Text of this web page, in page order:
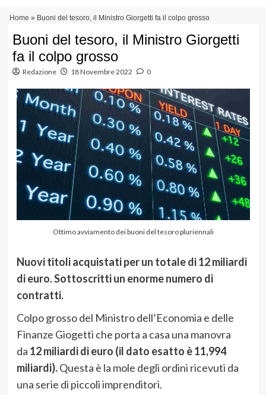
contenuto
Home » Buoni del tesoro, il Ministro Giorgetti fa il colpo grosso
Buoni del tesoro, il Ministro Giorgetti
fa il colpo grosso
Redazione 18 Novembre 2022 0
Ottimo avviamento dei buoni del tesoro pluriennali
Nuovi titoli acquistati per un totale di 12 miliardi
di euro. Sottoscritti un enorme numero di
contratti.
Colpo grosso del Ministro dell’Economia e delle
Finanze Giogetti che porta a casa una manovra
da 12 miliardi di euro (il dato esatto è 11,994
miliardi).Questa è la mole degli ordini ricevuti da
una serie di piccoli imprenditori.